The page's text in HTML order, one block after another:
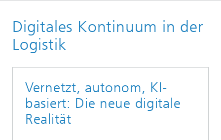
Digitales Kontinuum in der
Logistik
Vernetzt, autonom, KI-
basiert: Die neue digitale
Realität